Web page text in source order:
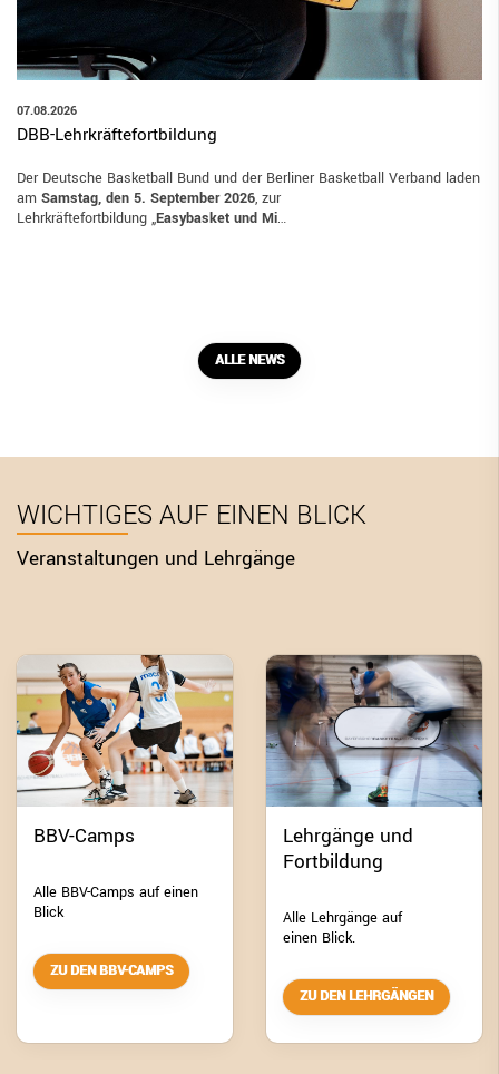
07.08.2026
DBB-Lehrkräftefortbildung
Der Deutsche Basketball Bund und der Berliner Basketball Verband laden
am Samstag, den 5. September 2026, zur
Lehrkräftefortbildung „Easybasket und Mi…
ALLE NEWS
WICHTIGES AUF EINEN BLICK
Veranstaltungen und Lehrgänge
BBV-Camps
Alle BBV-Camps auf einen
Blick
ZU DEN BBV-CAMPS
Lehrgänge und
Fortbildung
Alle Lehrgänge auf
einen Blick.
ZU DEN LEHRGÄNGEN